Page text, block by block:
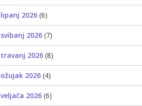
lipanj 2026 (6)
svibanj 2026 (7)
travanj 2026 (8)
ožujak 2026 (4)
veljača 2026 (6)